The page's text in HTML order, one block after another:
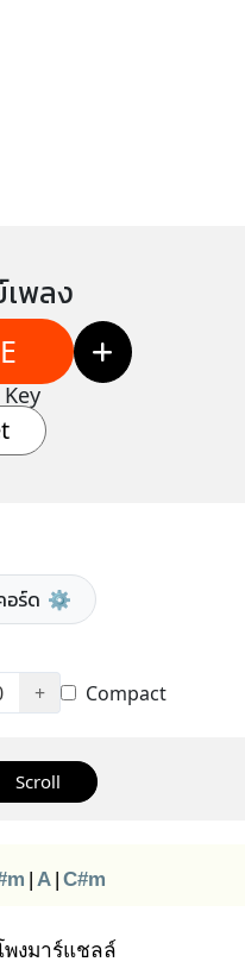
พลง
อร์ด ⚙️
+ Compact
Scroll
| A | C#m
พงมาร์แชลล์